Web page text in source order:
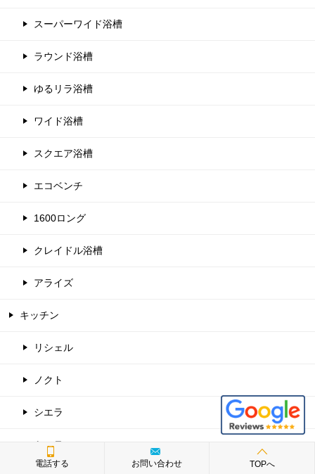
スーパーワイド浴槽
ラウンド浴槽
ゆるリラ浴槽
ワイド浴槽
スクエア浴槽
エコベンチ
1600ロング
クレイドル浴槽
アライズ
キッチン
リシェル
ノクト
シエラ
ミッテ
電話する お問い合わせ TOPへ